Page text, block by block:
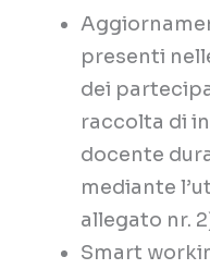
presenti
dei
raccolta di
docente
mediante
allegato nr.
Smart